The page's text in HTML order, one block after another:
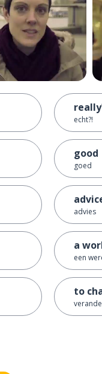
echt?!
good
goed
advies
a
een
to